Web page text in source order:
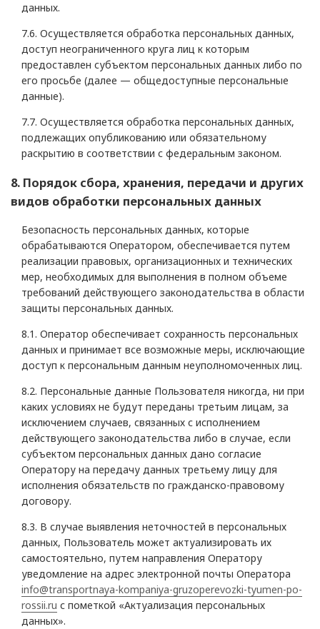
данных.
7.6. Осуществляется обработка персональных данных,
доступ неограниченного круга лиц к которым
предоставлен субъектом персональных данных либо по
его просьбе (далее — общедоступные персональные
данные).
7.7. Осуществляется обработка персональных данных,
подлежащих опубликованию или обязательному
раскрытию в соответствии с федеральным законом.
8. Порядок сбора, хранения, передачи и других
видов обработки персональных данных
Безопасность персональных данных, которые
обрабатываются Оператором, обеспечивается путем
реализации правовых, организационных и технических
мер, необходимых для выполнения в полном объеме
требований действующего законодательства в области
защиты персональных данных.
8.1. Оператор обеспечивает сохранность персональных
данных и принимает все возможные меры, исключающие
доступ к персональным данным неуполномоченных лиц.
8.2. Персональные данные Пользователя никогда, ни при
каких условиях не будут переданы третьим лицам, за
исключением случаев, связанных с исполнением
действующего законодательства либо в случае, если
субъектом персональных данных дано согласие
Оператору на передачу данных третьему лицу для
исполнения обязательств по гражданско-правовому
договору.
8.3. В случае выявления неточностей в персональных
данных, Пользователь может актуализировать их
самостоятельно, путем направления Оператору
уведомление на адрес электронной почты Оператора
info@transportnaya-kompaniya-gruzoperevozki-tyumen-po-
rossii.ru с пометкой «Актуализация персональных
данных».